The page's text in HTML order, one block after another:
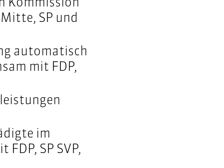
SP und
automatisch
mit FDP,
im
FDP, SP SVP,